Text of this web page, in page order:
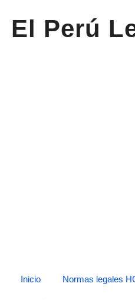
El Perú
Inicio Normas legales